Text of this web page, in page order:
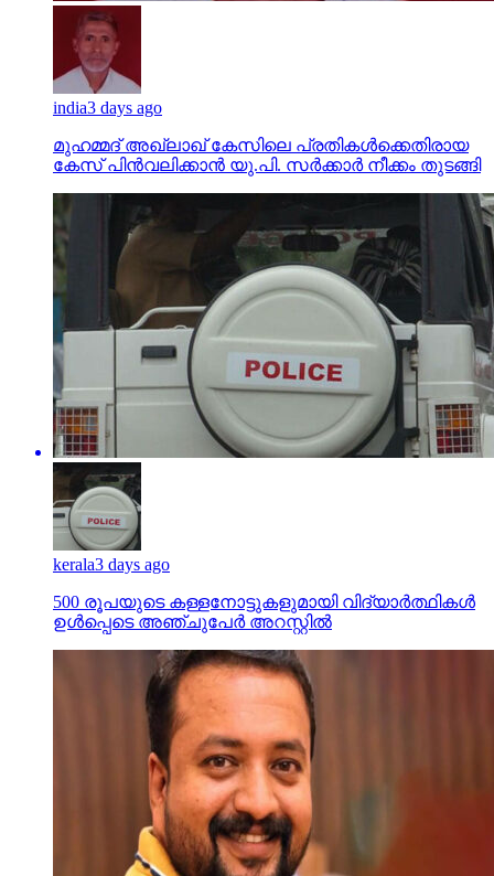
india3 days ago
മുഹമ്മദ് അഖ്‌ലാഖ് കേസിലെ പ്രതികള്‍ക്കെതിരായ
കേസ് പിന്‍വലിക്കാന്‍ യു.പി. സര്‍ക്കാര്‍ നീക്കം തുടങ്ങി
kerala3 days ago
500 രൂപയുടെ കള്ളനോട്ടുകളുമായി വിദ്യാര്‍ത്ഥികള്‍
ഉള്‍പ്പെടെ അഞ്ചുപേര്‍ അറസ്റ്റില്‍